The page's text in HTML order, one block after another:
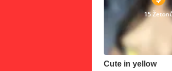
15
Cute in yellow